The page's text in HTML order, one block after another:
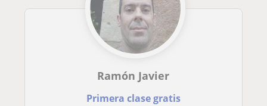
Ramón Javier
Primera clase gratis